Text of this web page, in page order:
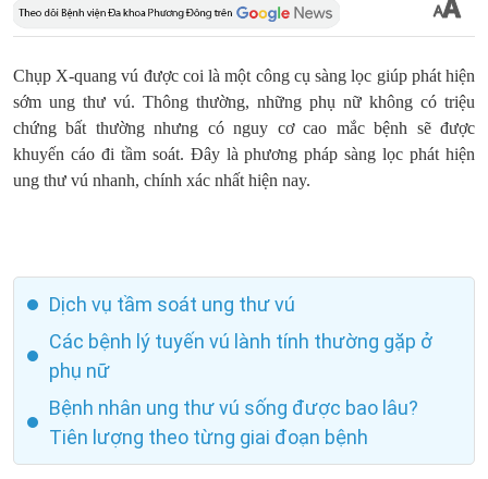
Chụp X-quang vú được coi là một công cụ sàng lọc giúp phát hiện
sớm ung thư vú. Thông thường, những phụ nữ không có triệu
chứng bất thường nhưng có nguy cơ cao mắc bệnh sẽ được
khuyến cáo đi tầm soát. Đây là phương pháp sàng lọc phát hiện
ung thư vú nhanh, chính xác nhất hiện nay.
Dịch vụ tầm soát ung thư vú
Các bệnh lý tuyến vú lành tính thường gặp ở
phụ nữ
Bệnh nhân ung thư vú sống được bao lâu?
Tiên lượng theo từng giai đoạn bệnh